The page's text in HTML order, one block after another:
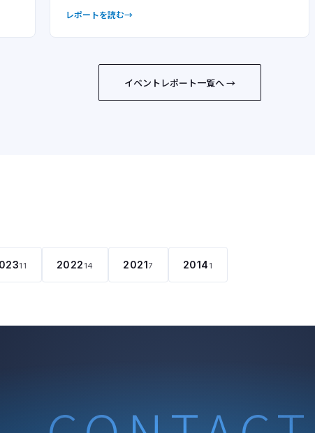
レポートを読む
イベントレポート一覧へ →
11 202214 20217 20141